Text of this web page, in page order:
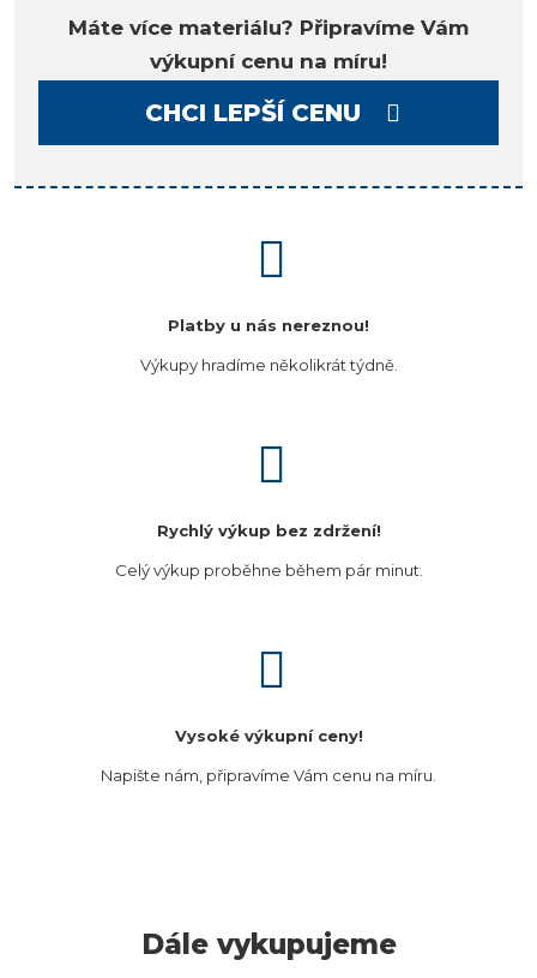
Máte více materiálu? Připravíme Vám
výkupní cenu na míru!
CHCI LEPŠÍ CENU
Platby u nás nereznou!
Výkupy hradíme několikrát týdně.
Rychlý výkup bez zdržení!
Celý výkup proběhne během pár minut.
Vysoké výkupní ceny!
Napište nám, připravíme Vám cenu na míru.
Dále vykupujeme